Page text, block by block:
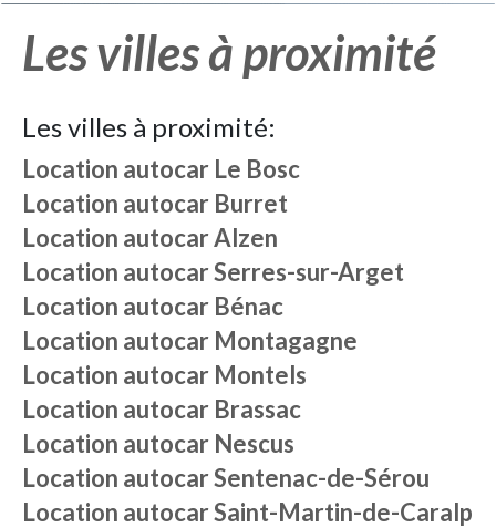
Les villes à proximité
Les villes à proximité:
Location autocar Le Bosc
Location autocar Burret
Location autocarAlzen
Location autocarSerres-sur-Arget
Location autocar Bénac
Location autocar Montagagne
Location autocar Montels
Location autocar Brassac
Location autocar Nescus
Location autocarSentenac-de-Sérou
Location autocarSaint-Martin-de-Caralp